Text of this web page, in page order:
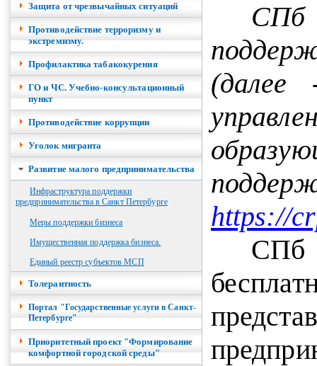
Защита от чрезвычайных ситуаций
Противодействие терроризму и
экстремизму.
Профилактика табакокурения
ГО и ЧС. Учебно-консультационный
пункт
Противодействие коррупции
Уголок мигранта
Развитие малого предпринимательства
Инфраструктура поддержки
предпринимательства в Санкт Петербурге
Меры поддержки бизнеса
Имущественная поддержка бизнеса.
Единый реестр субъектов МСП
Толерантность
Портал "Государственные услуги в Санкт-
Петербурге"
Приоритетный проект "Формирование
комфортной городской среды"
СПб
https://